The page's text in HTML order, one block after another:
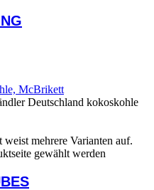
weist mehrere Varianten auf.
gewählt werden